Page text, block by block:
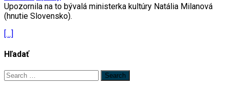
Upozornila na to bývalá ministerka kultúry Natália Milanová
(hnutie Slovensko).
[…]
Hľadať
Search
for: